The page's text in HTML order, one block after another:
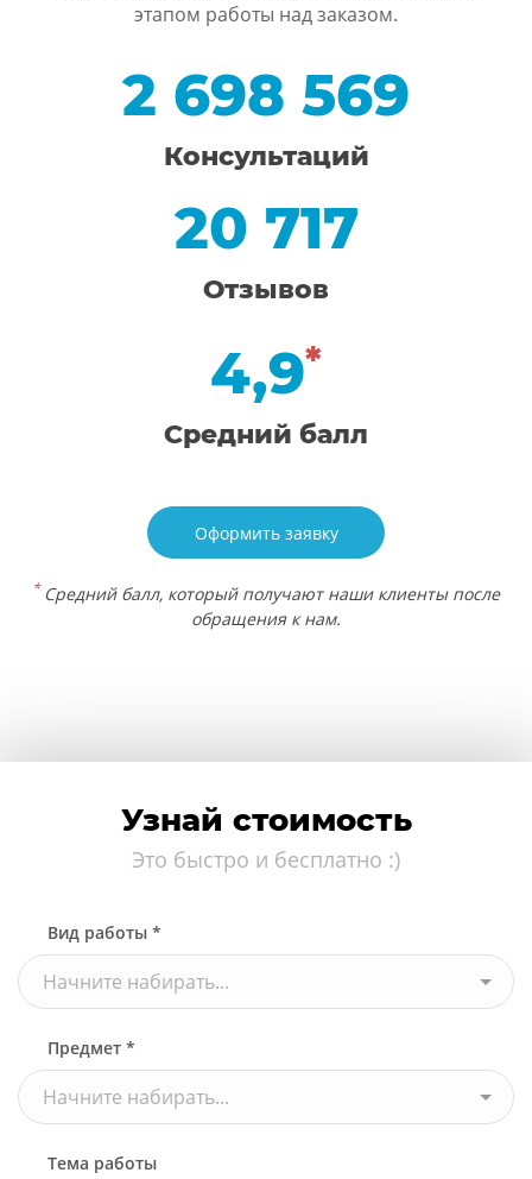
этапом работы над заказом.
2 698 569
Консультаций
20 717
Отзывов
4,9*
Средний балл
Оформить заявку
*Средний балл, который получают наши клиенты после
обращения к нам.
Узнай стоимость
Это быстро и бесплатно :)
Вид работы *
Начните набирать...
Предмет *
Начните набирать...
Тема работы